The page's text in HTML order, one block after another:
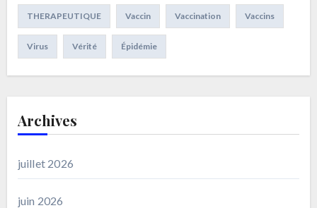
THERAPEUTIQUE Vaccin Vaccination Vaccins
Virus Vérité Épidémie
Archives
juillet 2026
juin 2026